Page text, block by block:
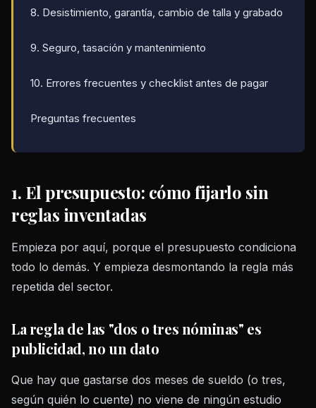
8. Desistimiento, garantía, cambio de talla y grabado
9. Seguro, tasación y mantenimiento
10. Errores frecuentes y checklist antes de pagar
Preguntas frecuentes
1. El presupuesto: cómo fijarlo sin
reglas inventadas
Empieza por aquí, porque el presupuesto condiciona
todo lo demás. Y empieza desmontando la regla más
repetida del sector.
La regla de las "dos o tres nóminas" es
publicidad, no un dato
Que hay que gastarse dos meses de sueldo (o tres,
según quién lo cuente) no viene de ningún estudio